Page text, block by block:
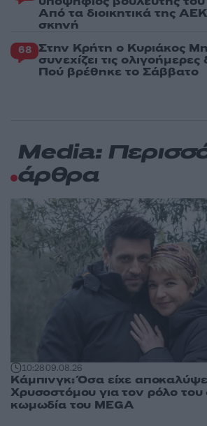
Από τα διοικητικά της
σκηνή
68 Στην Κρήτη ο Κυριάκος
συνεχίζει τις
Πού βρέθηκε το Σάββατο
Media:
άρθρα
10:2809.08.26
Κάμπινγκ: Όσα είχε
Χρυσοστόμου για τον ρόλο
κωμωδία του MEGA